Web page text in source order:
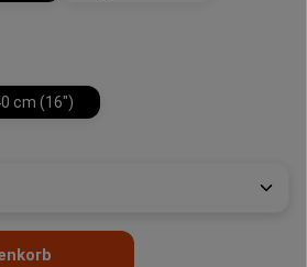
cm (16")
den gewünschten Wert ein